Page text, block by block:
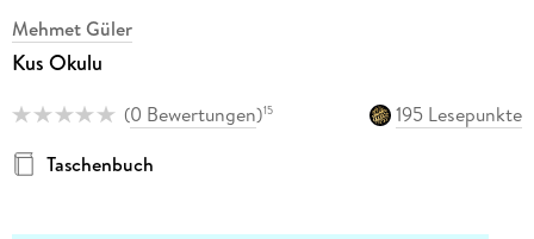
Mehmet Güler
Kus Okulu
(0 Bewertungen)15
195 Lesepunkte
Taschenbuch